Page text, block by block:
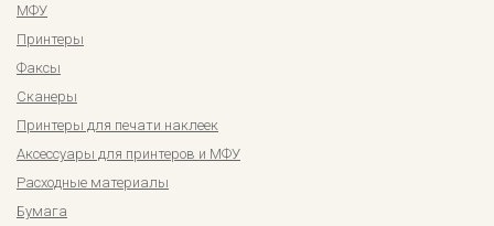
МФУ
Принтеры
Факсы
Сканеры
Принтеры для печати наклеек
Аксессуары для принтеров и МФУ
Расходные материалы
Бумага